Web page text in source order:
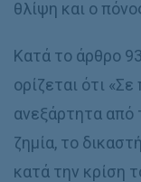
θλίψη και ο
Κατά το άρθρο
ορίζεται ότι
ανεξάρτητα από
ζημία, το
κατά την κρίση